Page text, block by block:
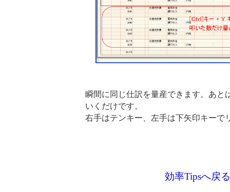
瞬間に同じ仕訳を量産できます。あと
いくだけです。
右手はテンキー、左手は下矢印キーで
効率Tipsへ戻る